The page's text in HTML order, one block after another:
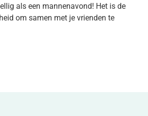
als een mannenavond! Het is de
om samen met je vrienden te